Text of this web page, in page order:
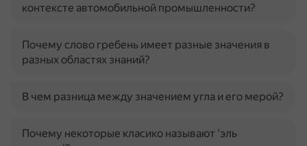
контексте автомобильной промышленности?
Почему слово гребень имеет разные значения в
разных областях знаний?
В чем разница между значением угла и его мерой?
Почему некоторые класико называют 'эль